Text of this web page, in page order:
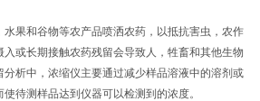
果和谷物等农产品喷洒农药，以抵抗害虫，农作
或长期接触农药残留会导致人，牲畜和其他生物
析中，浓缩仪主要通过减少样品溶液中的溶剂或
待测样品达到仪器可以检测到的浓度。